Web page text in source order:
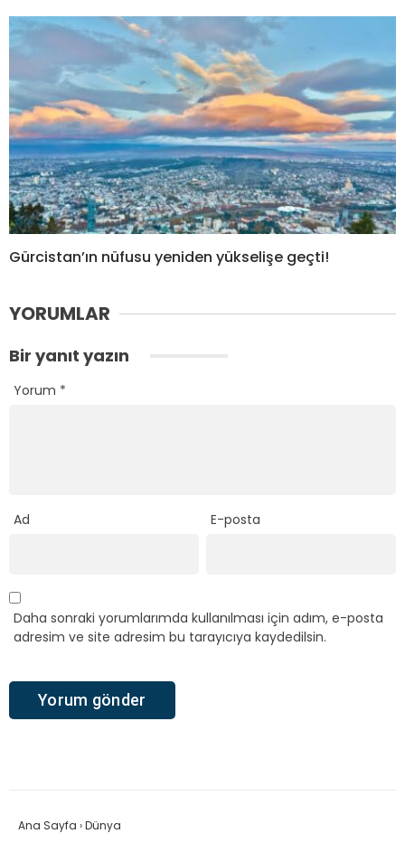
Gürcistan’ın nüfusu yeniden yükselişe geçti!
YORUMLAR
Bir yanıt yazın
Yorum *
Ad E-posta
Daha sonraki yorumlarımda kullanılması için adım, e-posta
adresim ve site adresim bu tarayıcıya kaydedilsin.
Ana Sayfa ›Dünya